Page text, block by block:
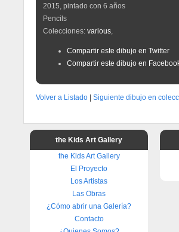
2015, pintado con 6 años
Pencils
Colecciones: various,
Compartir este dibujo en Twitter
Compartir este dibujo en
Volver a Listado Siguiente dibujo en
the Kids Art Gallery
the Kids Art Gallery
El Proyecto
Los Artistas
Las Obras
¿Cómo abrir una Galería?
Contacto